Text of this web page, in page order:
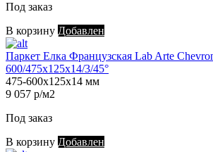
Под заказ
В корзину Добавлен
Паркет Елка Французская Lab Arte
600/475х125х14/3/45°
475-600х125х14 мм
9 057 р/м2
Под заказ
В корзину Добавлен